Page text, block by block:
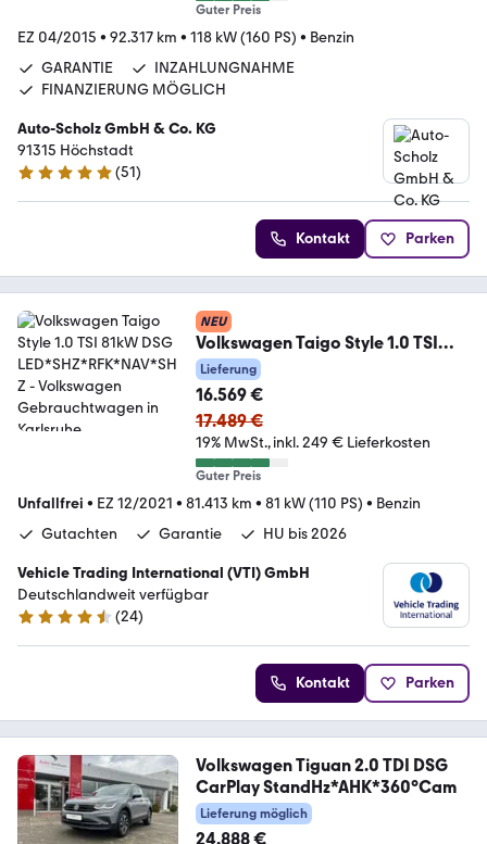
Guter Preis
EZ 04/2015 • 92.317 km • 118 kW (160 PS) • Benzin
GARANTIE
INZAHLUNGNAHME
FINANZIERUNG MÖGLICH
Auto-Scholz GmbH & Co. KG
91315 Höchstadt
4.8 Sterne
(51)
Kontakt Parken
NEU
Volkswagen Taigo Style 1.0 TSI
81kW DSG
LED*SHZ*RFK*NAV*SHZ
Lieferung
16.569 €
17.489 €
19% MwSt. inkl. 249 € Lieferkosten
Guter Preis
Unfallfrei • EZ 12/2021 • 81.413 km • 81 kW (110 PS) • Benzin
Gutachten
Garantie HU bis 2026
Vehicle Trading International (VTI) GmbH
Deutschlandweit verfügbar
4.4 Sterne
(24)
Kontakt Parken
Volkswagen Tiguan 2.0 TDI DSG
CarPlay StandHz*AHK*360°Cam
Lieferung möglich
24.888 €